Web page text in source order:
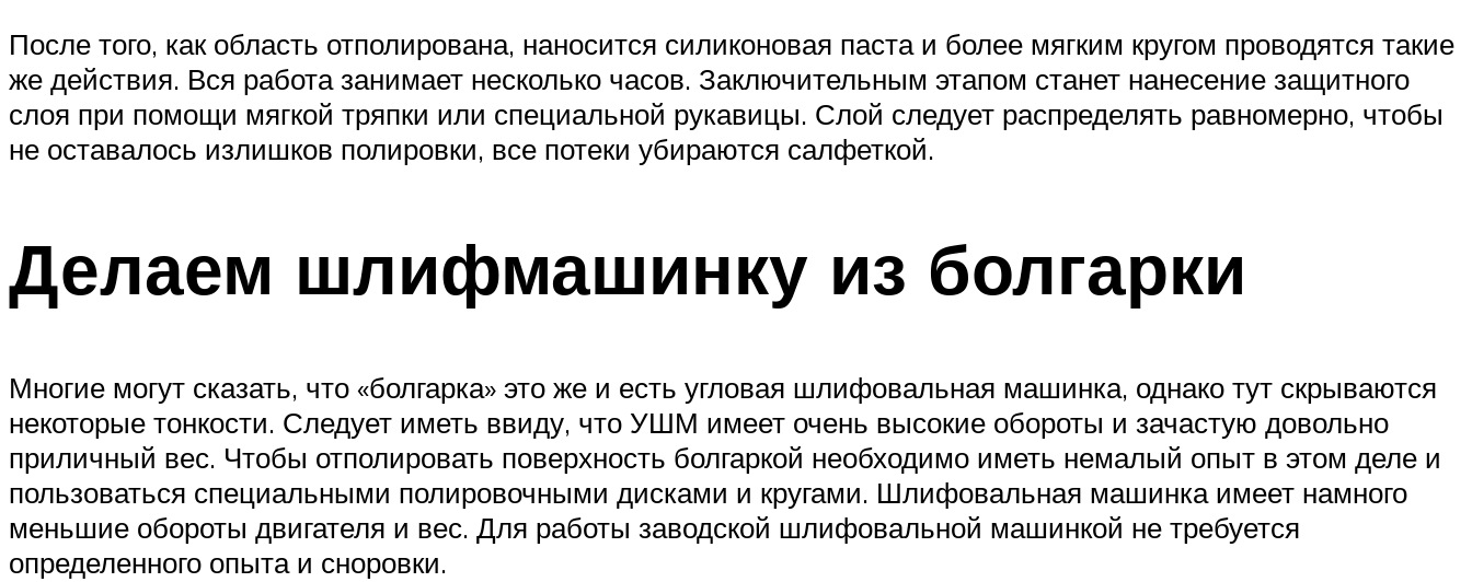
После того, как область отполирована, наносится силиконовая паста и более мягким кругом проводятся такие
же действия. Вся работа занимает несколько часов. Заключительным этапом станет нанесение защитного
слоя при помощи мягкой тряпки или специальной рукавицы. Слой следует распределять равномерно, чтобы
не оставалось излишков полировки, все потеки убираются салфеткой.
Делаем шлифмашинку из болгарки
Многие могут сказать, что «болгарка» это же и есть угловая шлифовальная машинка, однако тут скрываются
некоторые тонкости. Следует иметь ввиду, что УШМ имеет очень высокие обороты и зачастую довольно
приличный вес. Чтобы отполировать поверхность болгаркой необходимо иметь немалый опыт в этом деле и
пользоваться специальными полировочными дисками и кругами. Шлифовальная машинка имеет намного
меньшие обороты двигателя и вес. Для работы заводской шлифовальной машинкой не требуется
определенного опыта и сноровки.